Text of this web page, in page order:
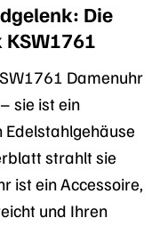
Die
KSW1761
Damenuhr
sie ist ein
strahlt sie
ist ein Accessoire,
und Ihren